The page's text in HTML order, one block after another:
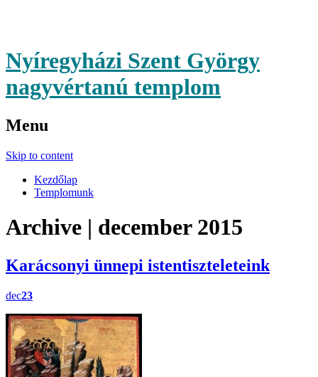
Nyíregyházi Szent György
nagyvértanú templom
Menu
Skip to content
Kezdőlap
Templomunk
Archive | december 2015
Karácsonyi ünnepi istentiszteleteink
dec23